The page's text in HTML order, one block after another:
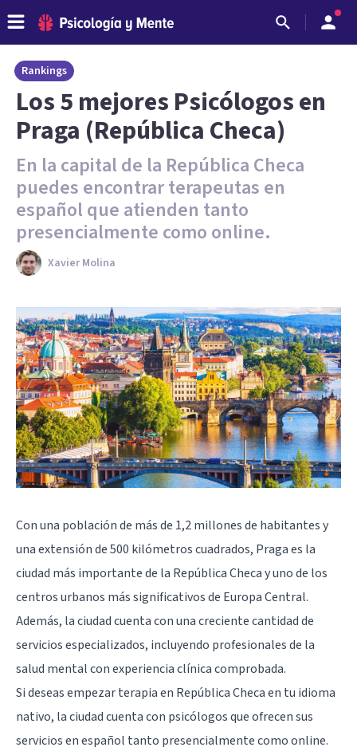
Rankings
Los 5 mejores Psicólogos en
Praga (República Checa)
En la capital de la República Checa
puedes encontrar terapeutas en
español que atienden tanto
presencialmente como online.
Xavier Molina
Con una población de más de 1,2 millones de habitantes y
una extensión de 500 kilómetros cuadrados, Praga es la
ciudad más importante de la República Checa y uno de los
centros urbanos más significativos de Europa Central.
Además, la ciudad cuenta con una creciente cantidad de
servicios especializados, incluyendo profesionales de la
salud mental con experiencia clínica comprobada.
Si deseas empezar terapia en República Checa en tu idioma
nativo, la ciudad cuenta con psicólogos que ofrecen sus
servicios en español tanto presencialmente como online.